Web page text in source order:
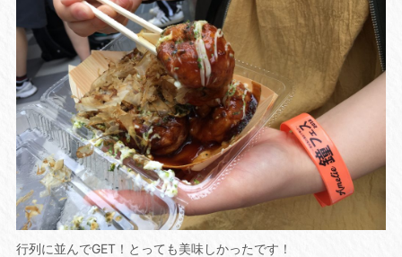
行列に並んでGET！とっても美味しかったです！